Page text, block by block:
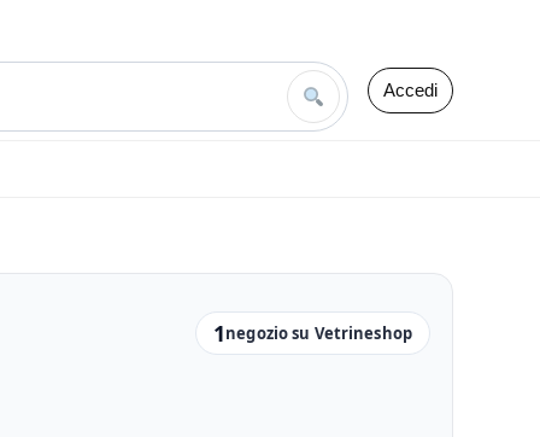
Accedi
1negozio su Vetrineshop